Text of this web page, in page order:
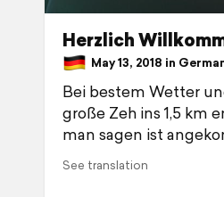
Herzlich
May 13, 2018 in
Bei bestem Wetter
große Zeh ins 1,5 km
man sagen ist
See translation